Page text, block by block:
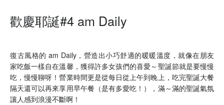
歡慶耶誕#4 am Daily
復古風格的 am Daily，營造出小巧舒適的暖暖溫度，就像在朋友
家吃飯一樣自在溫馨，獲得許多女孩們的喜愛～聖誕節就是要慢慢
吃，慢慢聊呀！營業時間更是從每日從上午到晚上，吃完聖誕大餐
隔天還可以再來享用早午餐（是有多愛吃！），滿～滿的聖誕氣氛
讓人感到浪漫不斷啊！